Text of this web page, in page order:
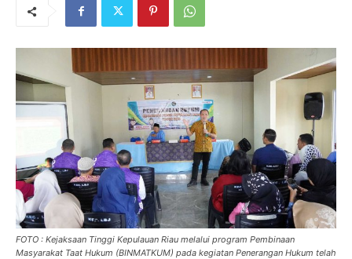
FOTO : Kejaksaan Tinggi Kepulauan Riau melalui program Pembinaan
Masyarakat Taat Hukum (BINMATKUM) pada kegiatan Penerangan Hukum telah